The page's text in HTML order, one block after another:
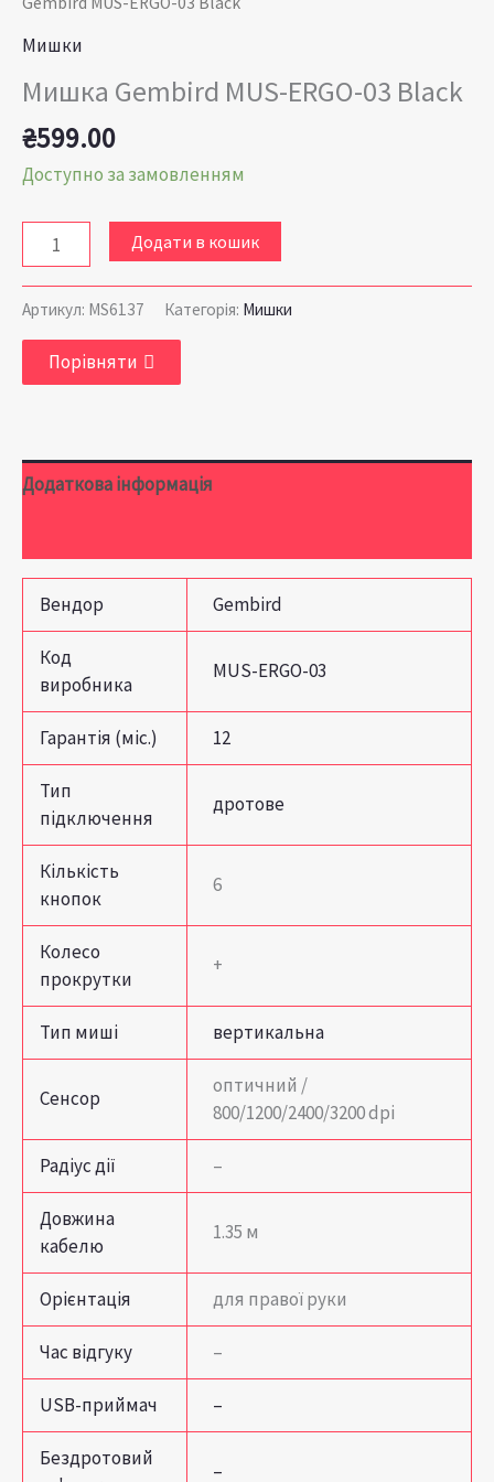
Мишки
Мишка Gembird MUS-ERGO-03 Black
₴599.00
Доступно за замовленням
Додати в кошик
Артикул: MS6137 Категорія: Мишки
Порівняти
Додаткова інформація
Вендор Gembird
Код
виробника
MUS-ERGO-03
Гарантія (міс.) 12
Тип
підключення
дротове
Кількість
кнопок
6
Колесо
прокрутки
+
Тип миші вертикальна
Сенсор
оптичний /
800/1200/2400/3200 dpi
Радіус дії –
Довжина
кабелю
1.35 м
Орієнтація для правої руки
Час відгуку –
USB-приймач –
Бездротовий
–